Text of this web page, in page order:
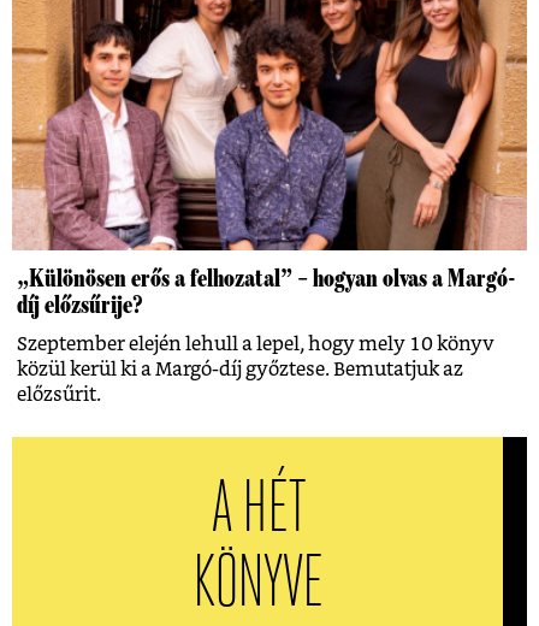
„Különösen erős a felhozatal” – hogyan olvas a Margó-
díj előzsűrije?
Szeptember elején lehull a lepel, hogy mely 10 könyv
közül kerül ki a Margó-díj győztese. Bemutatjuk az
előzsűrit.
A HÉT
KÖNYVE